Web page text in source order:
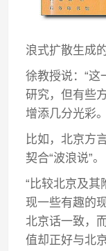
浪式扩散生成
徐教授说：“
研究，但有些
增添几分光彩
比如，北京方
契合“波浪说”。
“比较北京及其
现一些有趣的
北京话一致，
值却正好与北